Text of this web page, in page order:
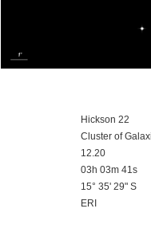
Hickson 22
Cluster of
12.20
03h 03m 41s
15° 35' 29" S
ERI